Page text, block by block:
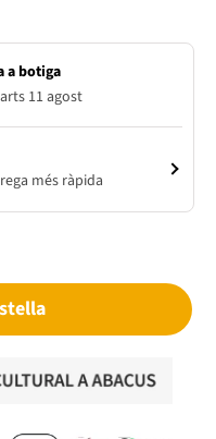
a botiga
11 agost
més ràpida